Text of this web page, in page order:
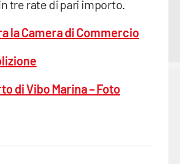
tre rate di pari importo.
la Camera di Commercio
di Vibo Marina – Foto